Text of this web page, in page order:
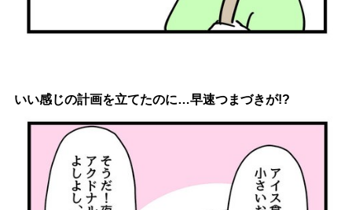
いい感じの計画を立てたのに…早速つまづきが!?